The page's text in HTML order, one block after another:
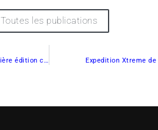
Toutes les publications
Salon National Quad-Motoneige : Une première édition couronnée de succès Expedition Xtreme